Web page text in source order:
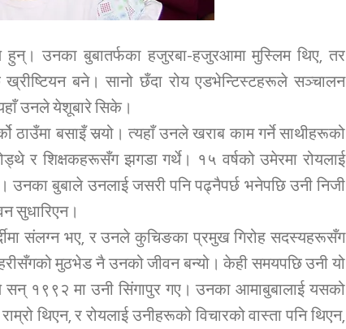
हुन्। उनका बुबातर्फका हजुरबा-हजुरआमा मुस्लिम थिए, तर
बने। सानो छँदा रोय एडभेन्टिस्टहरूले सञ्चालन
उनले येशूबारे सिके।
ठाउँमा बसाइँ सर्‍यो। त्यहाँ उनले खराब काम गर्ने साथीहरूको
र शिक्षकहरूसँग झगडा गर्थे। १५ वर्षको उमेरमा रोयलाई
उनका बुबाले उनलाई जसरी पनि पढ्नैपर्छ भनेपछि उनी निजी
सुधारिएन।
संलग्न भए, र उनले कुचिङका प्रमुख गिरोह सदस्यहरूसँग
मुठभेड नै उनको जीवन बन्यो। केही समयपछि उनी यो
सन् १९९२ मा उनी सिंगापुर गए। उनका आमाबुबालाई यसको
थिएन, र रोयलाई उनीहरूको विचारको वास्ता पनि थिएन,